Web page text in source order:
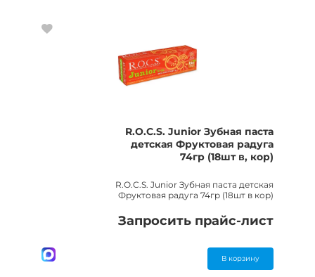
R.O.C.S. Junior Зубная паста
детская Фруктовая радуга
74гр (18шт в, кор)
R.O.C.S. Junior Зубная паста детская
Фруктовая радуга 74гр (18шт в кор)
Запросить прайс-лист
В корзину